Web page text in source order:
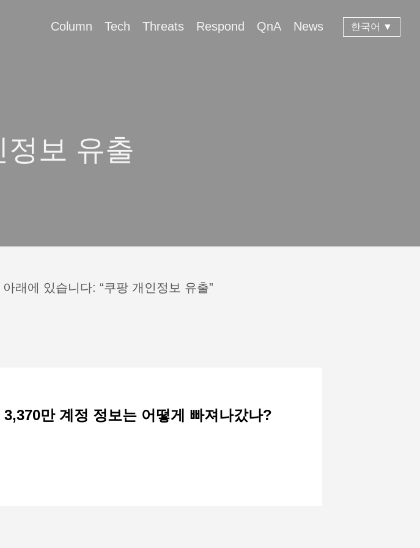
Column Tech Threats Respond QnA News 한국어 ▼
정보 유출
래에 있습니다: “쿠팡 개인정보 유출”
만 계정 정보는 어떻게 빠져나갔나?